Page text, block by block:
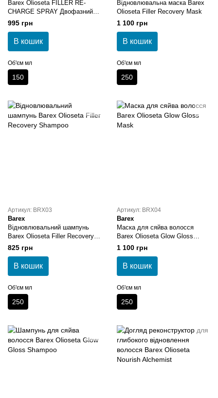
Barex Olioseta FILLER RE-
CHARGE SPRAY Двофазний
філер-спрей 150 мл
995 грн
В кошик
Об'єм мл
150
Відновлювальна маска Barex
Olioseta Filler Recovery Mask
1 100 грн
В кошик
Об'єм мл
250
Артикул: BRX03
Barex
Відновлювальний шампунь
Barex Olioseta Filler Recovery
Shampoo
825 грн
В кошик
Об'єм мл
250
Артикул: BRX04
Barex
Маска для сяйва волосся
Barex Olioseta Glow Gloss
Mask
1 100 грн
В кошик
Об'єм мл
250